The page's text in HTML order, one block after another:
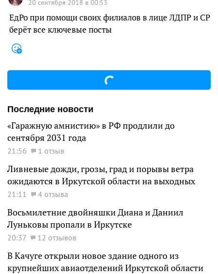
20 сентября 2018 в 00:53
ЕдРо при помощи своих филиалов в лице ЛДПР и СР
берёт все ключевые посты
Последние новости
«Гаражную амнистию» в РФ продлили до
сентября 2031 года
21:56 1 отзыв
Ливневые дожди, грозы, град и порывы ветра
ожидаются в Иркутской области на выходных
21:11 4 отзыва
Восьмилетние двойняшки Диана и Даниил
Луньковы пропали в Иркутске
20:37 12 отзывов
В Качуге открыли новое здание одного из
крупнейших авиаотделений Иркутской области